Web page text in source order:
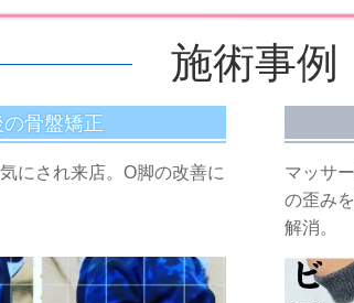
施術事例
骨盤矯正
にされ来店。O脚の改善に
マッサ
の歪み
解消。